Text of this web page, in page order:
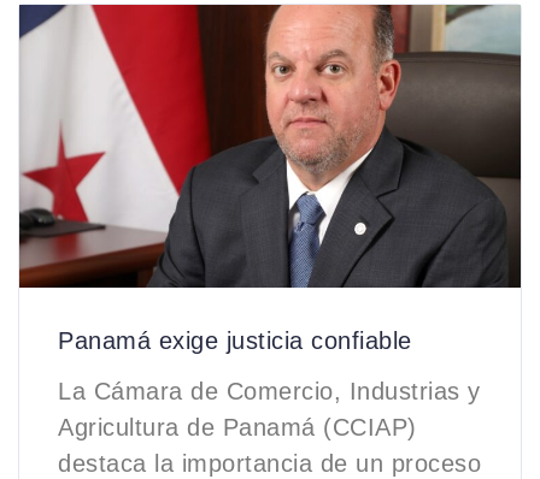
Panamá exige justicia confiable
La Cámara de Comercio, Industrias y
Agricultura de Panamá (CCIAP)
destaca la importancia de un proceso